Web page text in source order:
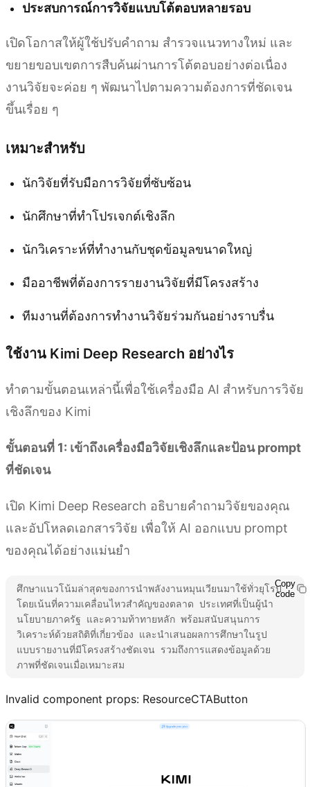
ประสบการณ์การวิจัยแบบโต้ตอบหลายรอบ
เปิดโอกาสให้ผู้ใช้ปรับคำถาม สำรวจแนวทางใหม่ และ
ขยายขอบเขตการสืบค้นผ่านการโต้ตอบอย่างต่อเนื่อง
งานวิจัยจะค่อย ๆ พัฒนาไปตามความต้องการที่ชัดเจน
ขึ้นเรื่อย ๆ
เหมาะสำหรับ
นักวิจัยที่รับมือการวิจัยที่ซับซ้อน
นักศึกษาที่ทำโปรเจกต์เชิงลึก
นักวิเคราะห์ที่ทำงานกับชุดข้อมูลขนาดใหญ่
มืออาชีพที่ต้องการรายงานวิจัยที่มีโครงสร้าง
ทีมงานที่ต้องการทำงานวิจัยร่วมกันอย่างราบรื่น
ใช้งาน Kimi Deep Research อย่างไร
ทำตามขั้นตอนเหล่านี้เพื่อใช้เครื่องมือ AI สำหรับการวิจัย
เชิงลึกของ Kimi
ขั้นตอนที่ 1: เข้าถึงเครื่องมือวิจัยเชิงลึกและป้อน prompt
ที่ชัดเจน
เปิด Kimi Deep Research อธิบายคำถามวิจัยของคุณ
และอัปโหลดเอกสารวิจัย เพื่อให้ AI ออกแบบ prompt
ของคุณได้อย่างแม่นยำ
ศึกษาแนวโน้มล่าสุดของการนำพลังงานหมุนเวียนมาใช้ทั่วยุโรป
โดยเน้นที่ความเคลื่อนไหวสำคัญของตลาด ประเทศที่เป็นผู้นำ
นโยบายภาครัฐ และความท้าทายหลัก พร้อมสนับสนุนการ
วิเคราะห์ด้วยสถิติที่เกี่ยวข้อง และนำเสนอผลการศึกษาในรูป
แบบรายงานที่มีโครงสร้างชัดเจน รวมถึงการแสดงข้อมูลด้วย
ภาพที่ชัดเจนเมื่อเหมาะสม
Copy
code
Invalid component props: ResourceCTAButton